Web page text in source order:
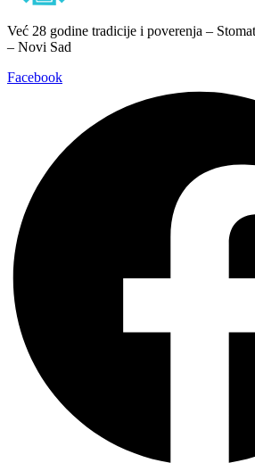
Već 28 godine tradicije i poverenja –
– Novi Sad
Facebook